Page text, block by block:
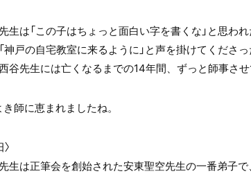
生は「この子はちょっと面白い字を書くな」と思わ
神戸の自宅教室に来るように」と声を掛けてくださ
谷先生には亡くなるまでの14年間、ずっと師事させ
師に恵まれましたね。
生は正筆会を創始された安東聖空先生の一番弟子